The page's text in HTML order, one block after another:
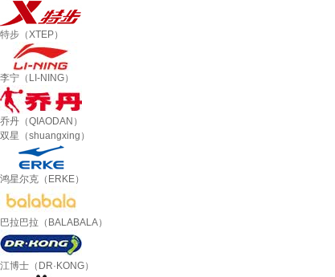
特步（XTEP）
李宁（LI-NING）
乔丹（QIAODAN）
双星（shuangxing）
鸿星尔克（ERKE）
巴拉巴拉（BALABALA）
江博士（DR·KONG）